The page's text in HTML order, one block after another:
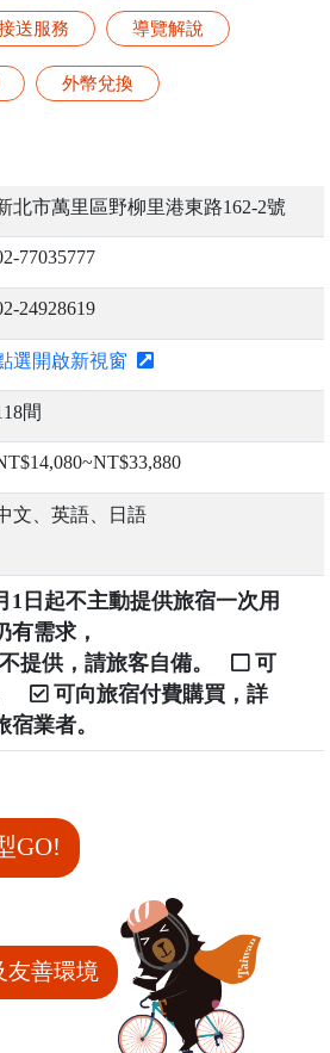
送服務 導覽解說
外幣兌換
北市萬里區野柳里港東路162-2號
77035777
24928619
選開啟新視窗
間
文、英語、日語
1日起不主動提供旅宿一次用
有需求，
提供，請旅客自備。
可
可向旅宿付費購買，詳
業者。
GO!
友善環境